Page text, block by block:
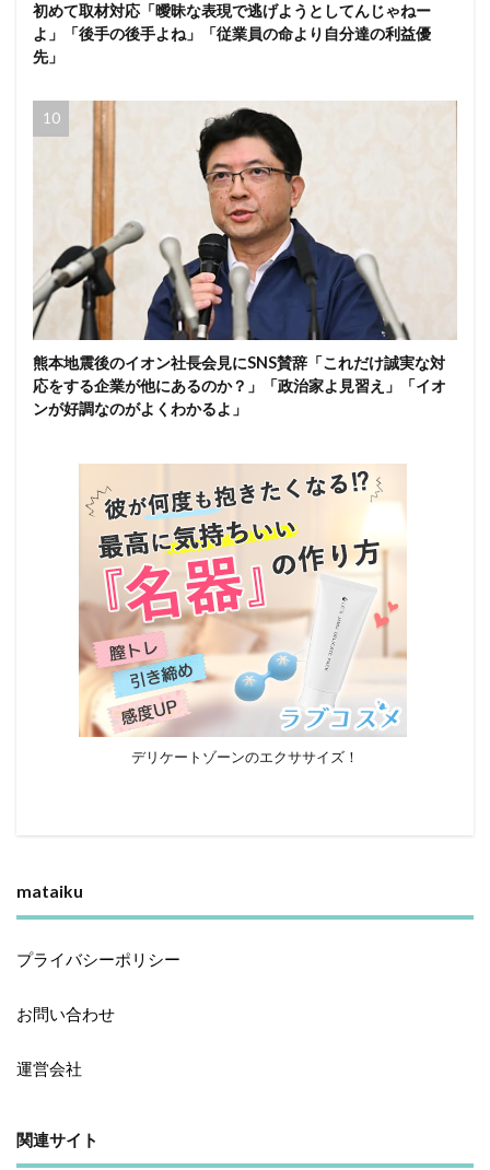
初めて取材対応「曖昧な表現で逃げようとしてんじゃねー
よ」「後手の後手よね」「従業員の命より自分達の利益優
先」
熊本地震後のイオン社長会見にSNS賛辞「これだけ誠実な対
応をする企業が他にあるのか？」「政治家よ見習え」「イオ
ンが好調なのがよくわかるよ」
デリケートゾーンのエクササイズ！
mataiku
プライバシーポリシー
お問い合わせ
運営会社
関連サイト